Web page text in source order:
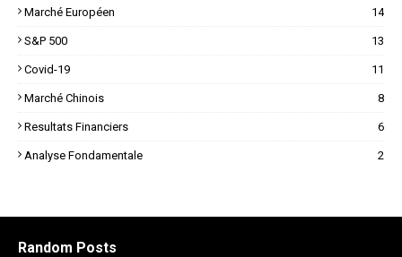
Marché Européen 14
S&P 500 13
Covid-19 11
Marché Chinois 8
Resultats Financiers 6
Analyse Fondamentale 2
Random Posts